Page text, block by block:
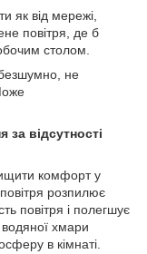
як від мережі,
повітря, де б
столом.
не
за відсутності
комфорт у
розпилює
повітря і полегшує
водяної хмари
в кімнаті.